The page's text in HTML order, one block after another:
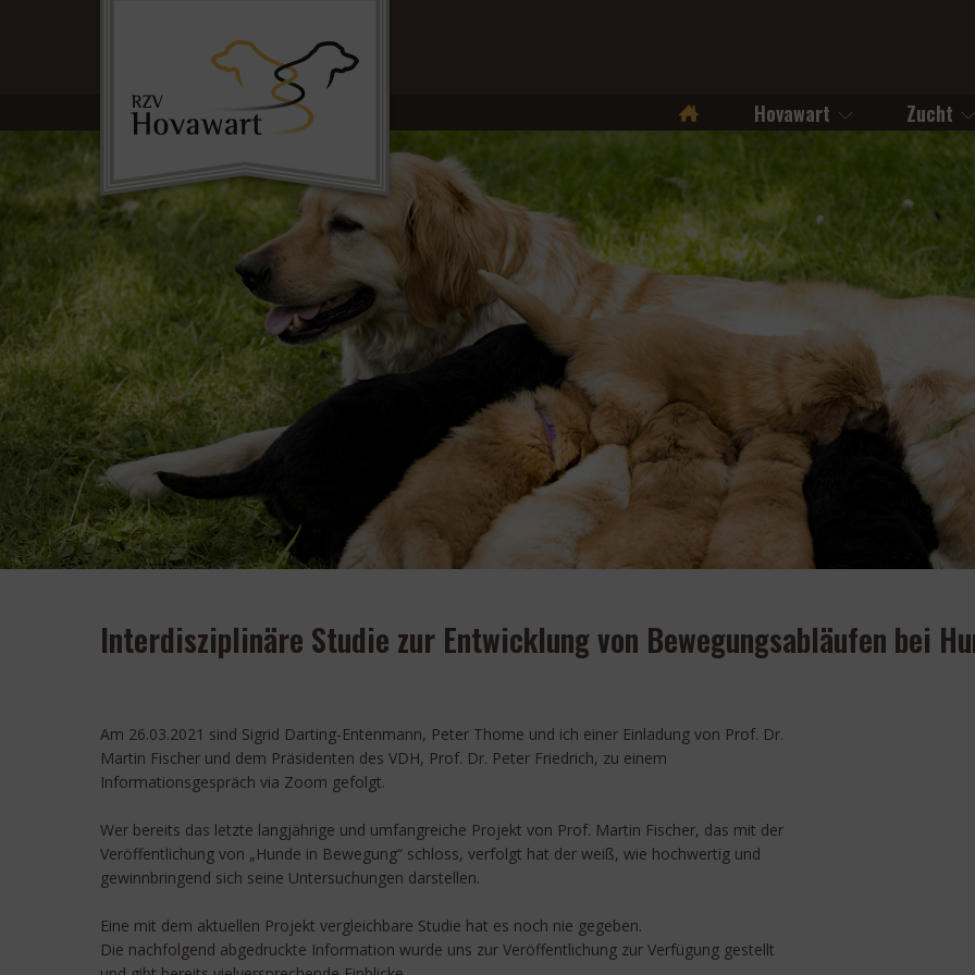
StartseiteHovawart Zucht
Interdisziplinäre Studie zur Entwicklung von Bewegungsabläufen bei
Am 26.03.2021 sind Sigrid Darting-Entenmann, Peter Thome und ich einer Einladung von Prof. Dr.
Martin Fischer und dem Präsidenten des VDH, Prof. Dr. Peter Friedrich, zu einem
Informationsgespräch via Zoom gefolgt.
Wer bereits das letzte langjährige und umfangreiche Projekt von Prof. Martin Fischer, das mit der
Veröffentlichung von „Hunde in Bewegung“ schloss, verfolgt hat der weiß, wie hochwertig und
gewinnbringend sich seine Untersuchungen darstellen.
Eine mit dem aktuellen Projekt vergleichbare Studie hat es noch nie gegeben.
Die nachfolgend abgedruckte Information wurde uns zur Veröffentlichung zur Verfügung gestellt